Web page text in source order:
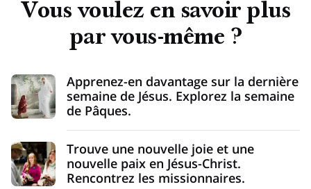
Vous voulez en savoir plus
par vous-même ?
Apprenez-en davantage sur la dernière
semaine de Jésus. Explorez la semaine
de Pâques.
Trouve une nouvelle joie et une
nouvelle paix en Jésus-Christ.
Rencontrez les missionnaires.